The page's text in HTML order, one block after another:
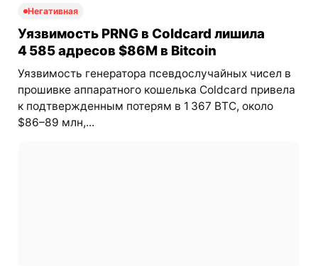
Негативная
Уязвимость PRNG в Coldcard лишила
4 585 адресов $86M в Bitcoin
Уязвимость генератора псевдослучайных чисел в
прошивке аппаратного кошелька Coldcard привела
к подтвержденным потерям в 1 367 BTC, около
$86–89 млн,...